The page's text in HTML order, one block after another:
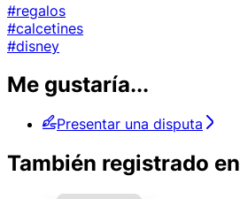
#regalos
#calcetines
#disney
Me gustaría...
Presentar una disputa
También registrado en